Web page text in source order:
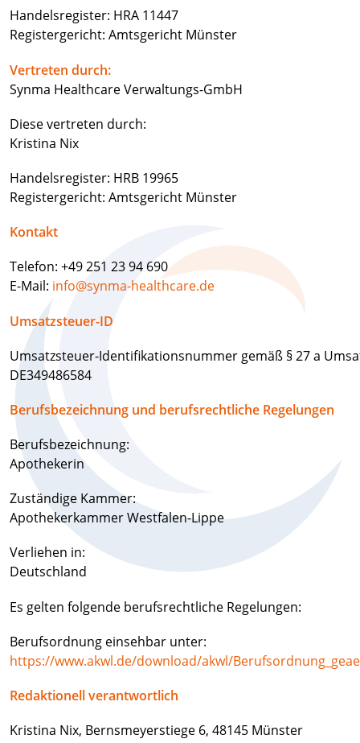
Handelsregister: HRA 11447
Registergericht: Amtsgericht Münster
Vertreten durch:
Synma Healthcare Verwaltungs-GmbH
Diese vertreten durch:
Kristina Nix
Handelsregister: HRB 19965
Registergericht: Amtsgericht Münster
Kontakt
Telefon: +49 251 23 94 690
E-Mail: info@synma-healthcare.de
Umsatzsteuer-ID
Umsatzsteuer-Identifikationsnummer gemäß § 27 a
DE349486584
Berufsbezeichnung und berufsrechtliche Regelungen
Berufsbezeichnung:
Apothekerin
Zuständige Kammer:
Apothekerkammer Westfalen-Lippe
Verliehen in:
Deutschland
Es gelten folgende berufsrechtliche Regelungen:
Berufsordnung einsehbar unter:
https://www.akwl.de/download/akwl/
Redaktionell verantwortlich
Kristina Nix, Bernsmeyerstiege 6, 48145 Münster